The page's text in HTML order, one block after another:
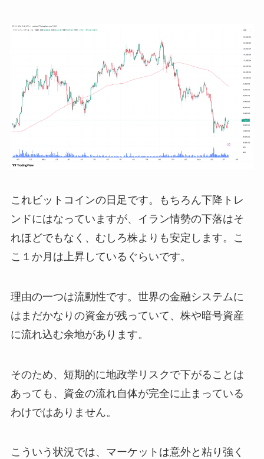
これビットコインの日足です。もちろん下降トレ
ンドにはなっていますが、イラン情勢の下落はそ
れほどでもなく、むしろ株よりも安定します。こ
こ１か月は上昇しているぐらいです。
理由の一つは流動性です。世界の金融システムに
はまだかなりの資金が残っていて、株や暗号資産
に流れ込む余地があります。
そのため、短期的に地政学リスクで下がることは
あっても、資金の流れ自体が完全に止まっている
わけではありません。
こういう状況では、マーケットは意外と粘り強く